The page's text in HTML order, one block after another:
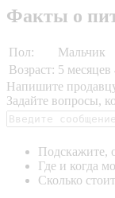
Факты о
Пол:
Мальчик
Возраст: 5 месяцев
Напишите
Задайте вопросы,
Подскажите,
Где и когда
Сколько